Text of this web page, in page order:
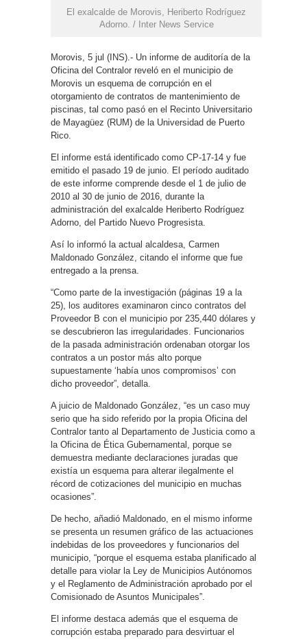
El exalcalde de Morovis, Heriberto Rodríguez
Adorno. / Inter News Service
Morovis, 5 jul (INS).- Un informe de auditoría de la
Oficina del Contralor reveló en el municipio de
Morovis un esquema de corrupción en el
otorgamiento de contratos de mantenimiento de
piscinas, tal como pasó en el Recinto Universitario
de Mayagüez (RUM) de la Universidad de Puerto
Rico.
El informe está identificado como CP-17-14 y fue
emitido el pasado 19 de junio. El período auditado
de este informe comprende desde el 1 de julio de
2010 al 30 de junio de 2016, durante la
administración del exalcalde Heriberto Rodríguez
Adorno, del Partido Nuevo Progresista.
Así lo informó la actual alcaldesa, Carmen
Maldonado González, citando el informe que fue
entregado a la prensa.
“Como parte de la investigación (páginas 19 a la
25), los auditores examinaron cinco contratos del
Proveedor B con el municipio por 235,440 dólares y
se descubrieron las irregularidades. Funcionarios
de la pasada administración ordenaban otorgar los
contratos a un postor más alto porque
supuestamente ‘había unos compromisos’ con
dicho proveedor”, detalla.
A juicio de Maldonado González, “es un caso muy
serio que ha sido referido por la propia Oficina del
Contralor tanto al Departamento de Justicia como a
la Oficina de Ética Gubernamental, porque se
demuestra mediante declaraciones juradas que
existía un esquema para alterar ilegalmente el
récord de cotizaciones del municipio en muchas
ocasiones”.
De hecho, añadió Maldonado, en el mismo informe
se presenta un resumen gráfico de las actuaciones
indebidas de los proveedores y funcionarios del
municipio, “porque el esquema estaba planificado al
detalle para violar la Ley de Municipios Autónomos
y el Reglamento de Administración aprobado por el
Comisionado de Asuntos Municipales”.
El informe destaca además que el esquema de
corrupción estaba preparado para desvirtuar el